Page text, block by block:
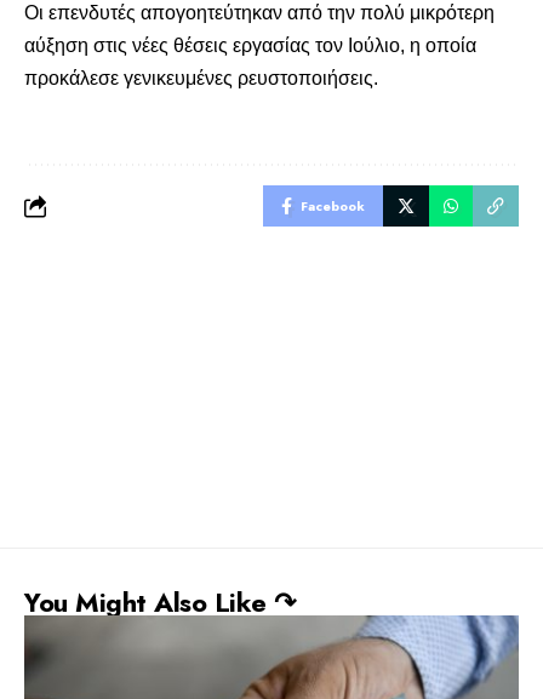
Οι επενδυτές απογοητεύτηκαν από την πολύ μικρότερη
αύξηση στις νέες θέσεις εργασίας τον Ιούλιο, η οποία
προκάλεσε γενικευμένες ρευστοποιήσεις.
Facebook
You Might Also Like ↷